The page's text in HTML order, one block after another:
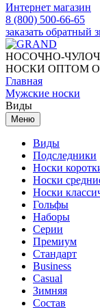
Интернет магазин
8 (800) 500-66-65
заказать обратный
НОСОЧНО-
НОСКИ ОПТОМ
Главная
Мужские носки
Виды
Меню
Виды
Подследники
Носки
Носки
Носки
Гольфы
Наборы
Серии
Премиум
Стандарт
Business
Casual
Зимняя
Состав